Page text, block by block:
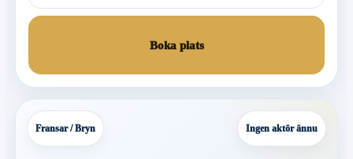
Boka plats
Fransar / Bryn Ingen aktör ännu